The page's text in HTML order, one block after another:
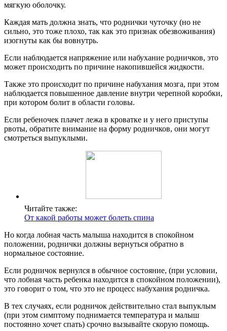
мягкую оболочку.
Каждая мать должна знать, что роднички чуточку (но не
сильно, это тоже плохо, так как это признак обезвоживания)
изогнуты как бы вовнутрь.
Если наблюдается напряжение или набухание родничков, это
может происходить по причине накопившейся жидкости.
Также это происходит по причине набухания мозга, при этом
наблюдается повышенное давление внутри черепной коробки,
при котором болит в области головы.
Если ребеночек плачет лежа в кроватке и у него приступы
рвоты, обратите внимание на форму родничков, они могут
смотреться выпуклыми.
Читайте также:
От какой работы может болеть спина
Но когда лобная часть малыша находится в спокойном
положении, роднички должны вернуться обратно в
нормальное состояние.
Если родничок вернулся в обычное состояние, (при условии,
что лобная часть ребенка находится в спокойном положении),
это говорит о том, что это не процесс набухания родничка.
В тех случаях, если родничок действительно стал выпуклым
(при этом симптому поднимается температура и малыш
постоянно хочет спать) срочно вызывайте скорую помощь.